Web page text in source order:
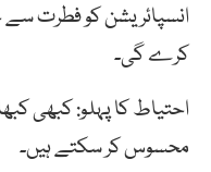
انسپائریشن کو فطرت
کرے گی۔
احتیاط کا پہلو: کبھی
محسوس کر سکتے ہیں۔